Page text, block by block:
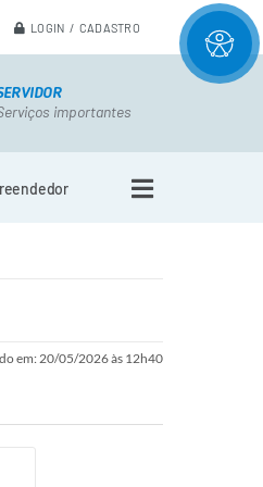
LOGIN / CADASTRO
importantes
em: 20/05/2026 às 12h40